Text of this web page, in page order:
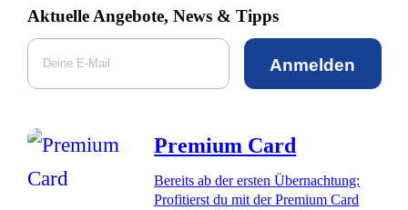
Aktuelle Angebote, News & Tipps
Anmelden
Premium Card
Bereits ab der ersten Übernachtung:
Profitierst du mit der Premium Card